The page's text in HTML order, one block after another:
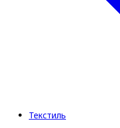
Текстиль